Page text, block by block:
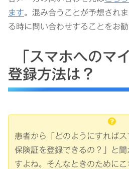
ます。混み合うことが予想され
る時に問い合わせすることをお勧
「スマホへのマ
登録方法は？
患者から「どのようにすれば
保険証を登録できるの？」と
すよね。そんなときのために